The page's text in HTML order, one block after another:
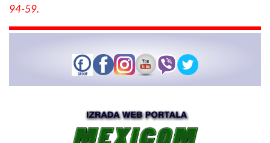
94-59.